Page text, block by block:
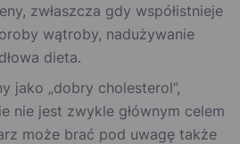
zwłaszcza gdy współistnieje
wątroby, nadużywanie
dieta.
jako „dobry cholesterol”,
nie jest zwykle głównym celem
może brać pod uwagę także